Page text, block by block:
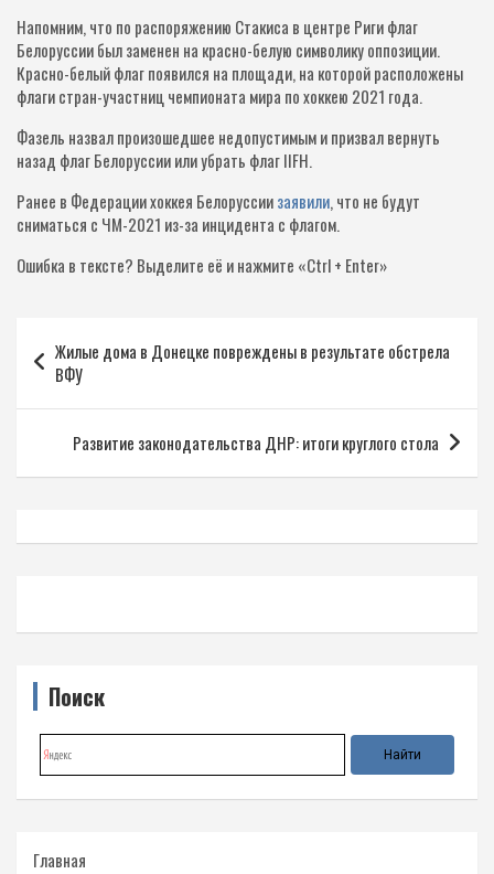
Напомним, что по распоряжению Стакиса в центре Риги флаг
Белоруссии был заменен на красно-белую символику оппозиции.
Красно-белый флаг появился на площади, на которой расположены
флаги стран-участниц чемпионата мира по хоккею 2021 года.
Фазель назвал произошедшее недопустимым и призвал вернуть
назад флаг Белоруссии или убрать флаг IIFH.
Ранее в Федерации хоккея Белоруссиизаявили, что не будут
сниматься с ЧМ-2021 из-за инцидента с флагом.
Ошибка в тексте? Выделите её и нажмите «Ctrl + Enter»
по
записям
Жилые дома в Донецке повреждены в результате обстрела
ВФУ
Развитие законодательства ДНР: итоги круглого стола
Поиск
Главная